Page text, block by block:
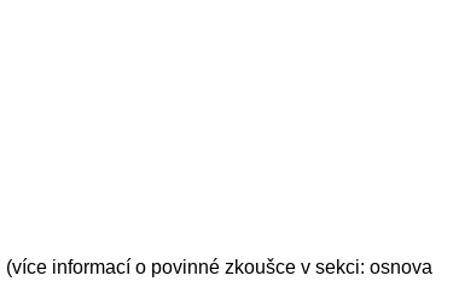
informací o povinné zkoušce v sekci: osnova